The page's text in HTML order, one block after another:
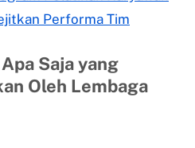
Performa Tim
Saja yang
Oleh Lembaga